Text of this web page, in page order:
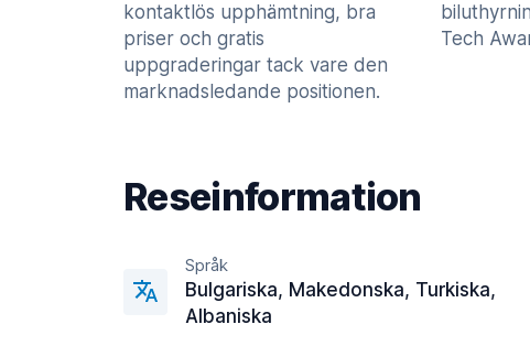
kontaktlös upphämtning, bra
priser och gratis
uppgraderingar tack vare den
marknadsledande positionen.
Tech
Reseinformation
Språk
Bulgariska, Makedonska, Turkiska,
Albaniska